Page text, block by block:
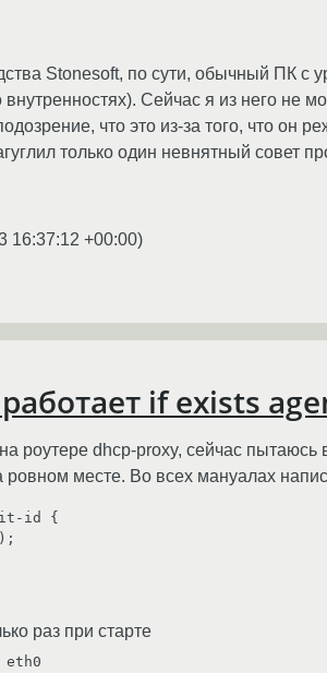
Stonesoft, по сути, обычный ПК с
внутренностях). Сейчас я из него не
что это из-за того, что он
только один невнятный совет
16:37:12 +00:00)
if exists
роутере dhcp-proxy, сейчас
ровном месте. Во всех мануалах
id {
раз при старте